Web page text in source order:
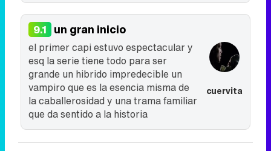
9.1 un gran inicio
cuervita
el primer capi estuvo espectacular y
esq la serie tiene todo para ser
grande un hibrido impredecible un
vampiro que es la esencia misma de
la caballerosidad y una trama familiar
que da sentido a la historia